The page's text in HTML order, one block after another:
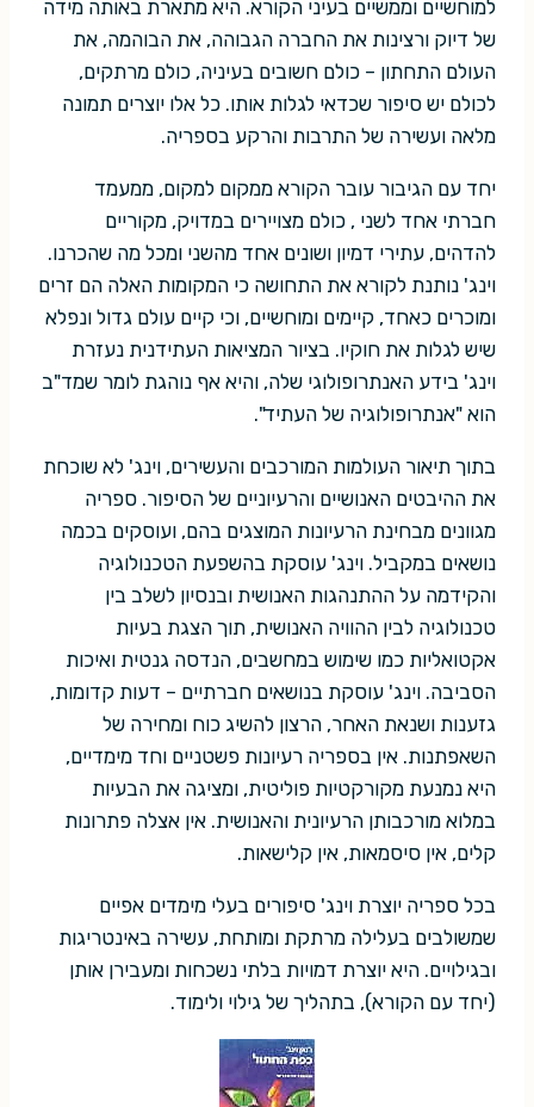
למוחשיים וממשיים בעיני הקורא. היא מתארת באותה מידה
של דיוק ורצינות את החברה הגבוהה, את הבוהמה, את
העולם התחתון – כולם חשובים בעיניה, כולם מרתקים,
לכולם יש סיפור שכדאי לגלות אותו. כל אלו יוצרים תמונה
מלאה ועשירה של התרבות והרקע בספריה.
יחד עם הגיבור עובר הקורא ממקום למקום, ממעמד
חברתי אחד לשני , כולם מצויירים במדויק, מקוריים
להדהים, עתירי דמיון ושונים אחד מהשני ומכל מה שהכרנו.
וינג' נותנת לקורא את התחושה כי המקומות האלה הם זרים
ומוכרים כאחד, קיימים ומוחשיים, וכי קיים עולם גדול ונפלא
שיש לגלות את חוקיו. בציור המציאות העתידנית נעזרת
וינג' בידע האנתרופולוגי שלה, והיא אף נוהגת לומר שמד"ב
הוא "אנתרופולוגיה של העתיד".
בתוך תיאור העולמות המורכבים והעשירים, וינג' לא שוכחת
את ההיבטים האנושיים והרעיוניים של הסיפור. ספריה
מגוונים מבחינת הרעיונות המוצגים בהם, ועוסקים בכמה
נושאים במקביל. וינג' עוסקת בהשפעת הטכנולוגיה
והקידמה על ההתנהגות האנושית ובנסיון לשלב בין
טכנולוגיה לבין ההוויה האנושית, תוך הצגת בעיות
אקטואליות כמו שימוש במחשבים, הנדסה גנטית ואיכות
הסביבה. וינג' עוסקת בנושאים חברתיים – דעות קדומות,
גזענות ושנאת האחר, הרצון להשיג כוח ומחירה של
השאפתנות. אין בספריה רעיונות פשטניים וחד מימדיים,
היא נמנעת מקורקטיות פוליטית, ומציגה את הבעיות
במלוא מורכבותן הרעיונית והאנושית. אין אצלה פתרונות
קלים, אין סיסמאות, אין קלישאות.
בכל ספריה יוצרת וינג' סיפורים בעלי מימדים אפיים
שמשולבים בעלילה מרתקת ומותחת, עשירה באינטריגות
ובגילויים. היא יוצרת דמויות בלתי נשכחות ומעבירן אותן
(יחד עם הקורא), בתהליך של גילוי ולימוד.